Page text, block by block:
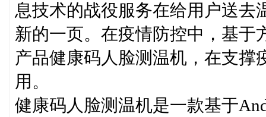
息技术的战役服务在给用户送去
新的一页。在疫情防控中，基于
产品健康码人脸测温机，在支撑
用。
健康码人脸测温机是一款基于